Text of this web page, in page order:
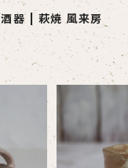
酒器 | 萩焼 風来房